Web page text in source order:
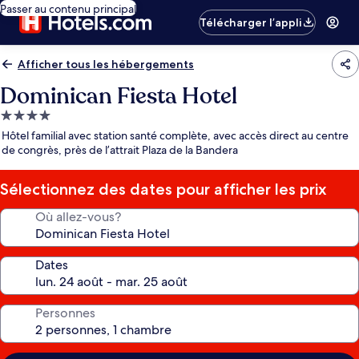
Passer au contenu principal
Télécharger l’appli
Afficher tous les hébergements
Dominican Fiesta Hotel
Hébergement
4.0 étoiles
Hôtel familial avec station santé complète, avec accès direct au centre
de congrès, près de l’attrait Plaza de la Bandera
Sélectionnez des dates pour afficher les prix
Où allez-vous?
Dates
Personnes